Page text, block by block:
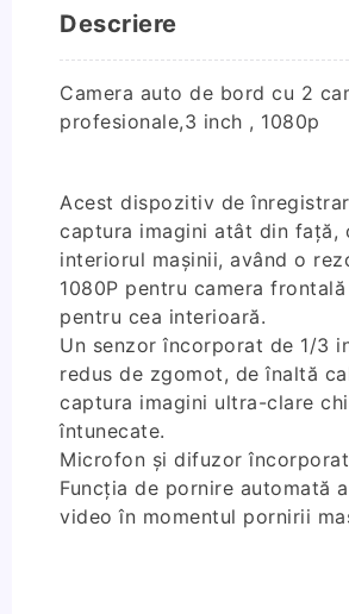
Descriere
Camera auto de bord cu 2
profesionale,3 inch , 1080p
Acest dispozitiv de
captura imagini atât din față,
interiorul mașinii, având o
1080P pentru camera
pentru cea interioară.
Un senzor încorporat de 1/3
redus de zgomot, de înaltă
captura imagini ultra-clare
întunecate.
Microfon și difuzor
Funcția de pornire automată
video în momentul pornirii